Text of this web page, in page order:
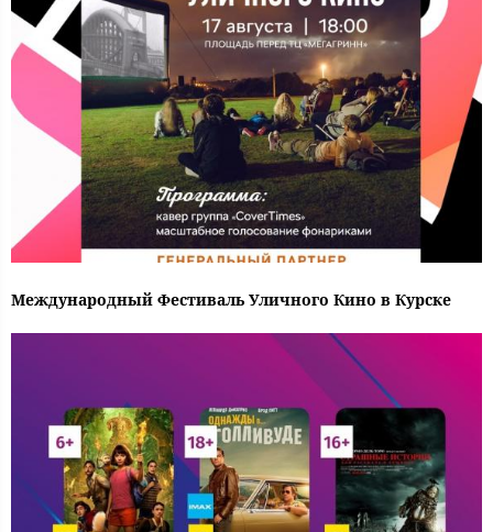
Международный Фестиваль Уличного Кино в Курске